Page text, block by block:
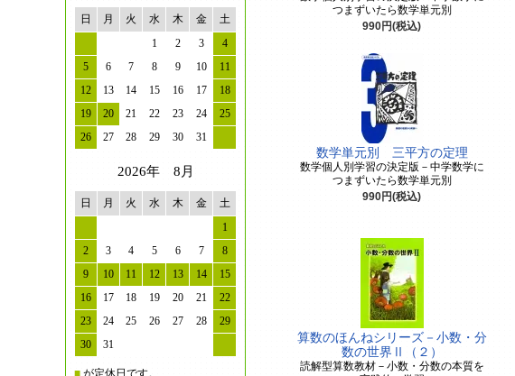
日 月 火 水 木 金
土
1
2 3
4
5
6 7 8 9 10
11
12
13 14 15 16 17
18
19
20 21 22 23 24
25
26
27 28 29 30 31
2026年 8月
日 月 火 水 木 金
土
1
2
3 4 5 6 7
8
9
10 11 12 13 14
15
16
17 18 19 20 21
22
23
24 25 26 27 28
29
30
31
■ が定休日です。
つまずいたら数学単元別
990円(税込)
数学単元別 三平方の定理
数学個人別学習の決定版－中学数学に
つまずいたら数学単元別
990円(税込)
算数のほんねシリーズ－小数・分
数の世界Ⅱ（２）
読解型算数教材－小数・分数の本質を